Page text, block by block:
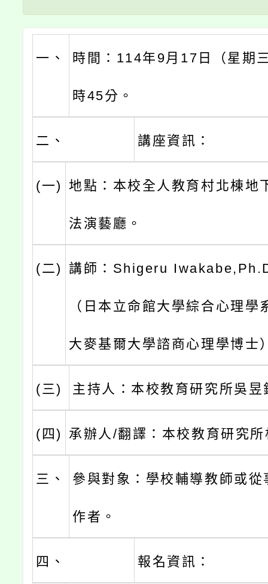
一、 時間：114年9月17日（星期
時45分。
二、 講座資訊：
(一) 地點：本校全人教育村北棟地
法演藝廳。
(二) 講師：Shigeru
（日本立命館大學綜合心理學
大麥基爾大學諮商心理學博士
(三) 主持人：本校教育研究所吳昱
(四) 承辦人/翻譯：本校教育研究
三、 參與對象：學校輔導教師或
作者。
四、 報名資訊：